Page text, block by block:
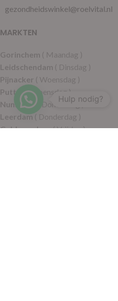
gezondheidswinkel@roelvital.nl
MARKTEN
Gorinchem ( Maandag )
Leidschendam ( Dinsdag )
Pijnacker ( Woensdag )
Putten( Woensdag )
Nunspeet( Donderdag )
Leerdam( Donderdag )
Geldermalsen( Vrijdag )
Hulp nodig?